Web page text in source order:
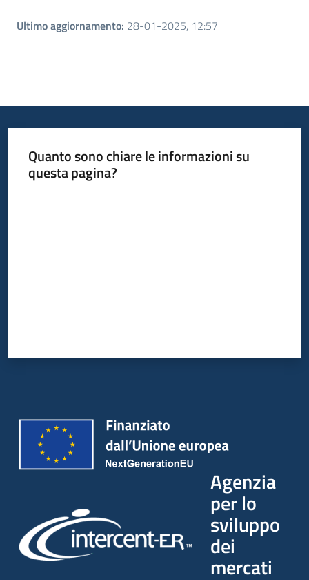
Ultimo aggiornamento: 28-01-2025, 12:57
Quanto sono chiare le informazioni su
questa pagina?
Agenzia
per lo
sviluppo
dei
mercati